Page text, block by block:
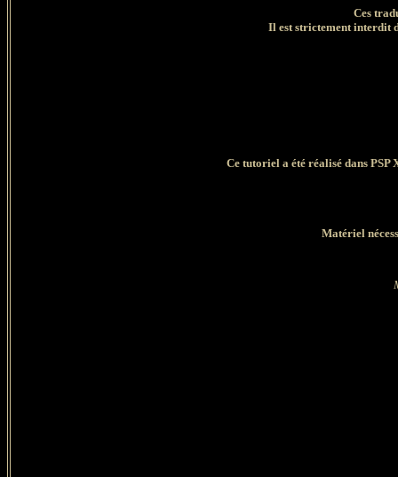
Ces
Il est strictement interdit
Ce tutoriel a été réalisé dans PSP
Matériel